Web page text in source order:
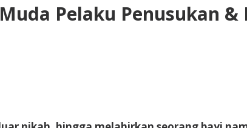
Pelaku Penusukan &